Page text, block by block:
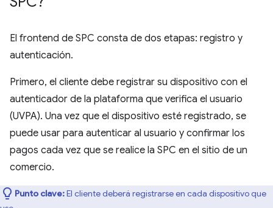
El frontend de SPC consta de dos etapas: registro y
autenticación.
Primero, el cliente debe registrar su dispositivo con el
autenticador de la plataforma que verifica el usuario
(UVPA). Una vez que el dispositivo esté registrado, se
puede usar para autenticar al usuario y confirmar los
pagos cada vez que se realice la SPC en el sitio de un
comercio.
Punto clave:El cliente deberá registrarse en cada dispositivo que